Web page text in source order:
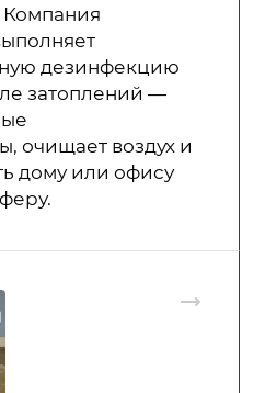
Компания
дезинфекцию
затоплений —
очищает воздух и
дому или офису